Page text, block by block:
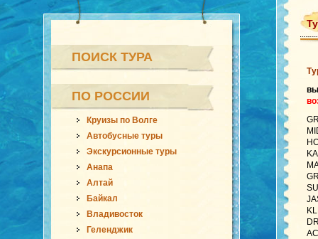
ПОИСК ТУРА
ПО РОССИИ
Круизы по Волге
Автобусные туры
Экскурсионные туры
Анапа
Алтай
Байкал
Владивосток
Геленджик